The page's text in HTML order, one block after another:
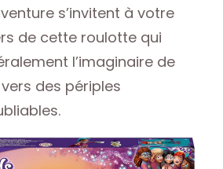
s’invitent à votre
de cette roulotte qui
l’imaginaire de
des périples